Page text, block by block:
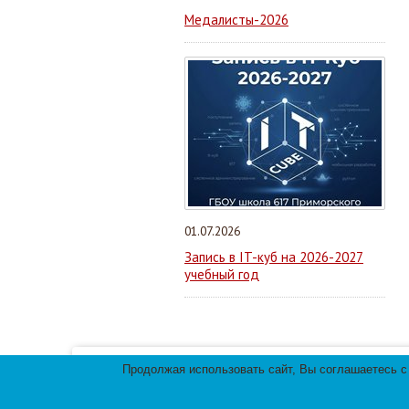
Медалисты-2026
01.07.2026
Запись в IT-куб на 2026-2027
учебный год
Продолжая использовать сайт, Вы соглашаетесь
Мы используем файлы cookies для